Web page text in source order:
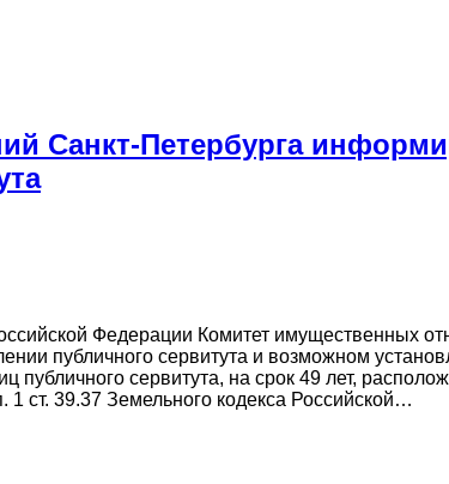
Санкт-Петербурга
Федерации Комитет имущественных
публичного сервитута и возможном
сервитута, на срок 49 лет,
ст. 39.37 Земельного кодекса Российской…